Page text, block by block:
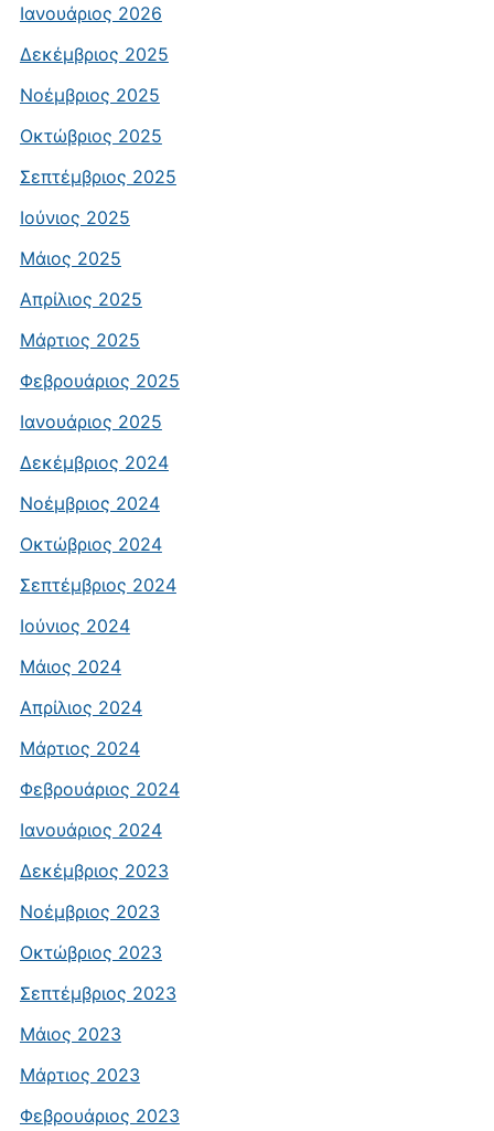
Ιανουάριος 2026
Δεκέμβριος 2025
Νοέμβριος 2025
Οκτώβριος 2025
Σεπτέμβριος 2025
Ιούνιος 2025
Μάιος 2025
Απρίλιος 2025
Μάρτιος 2025
Φεβρουάριος 2025
Ιανουάριος 2025
Δεκέμβριος 2024
Νοέμβριος 2024
Οκτώβριος 2024
Σεπτέμβριος 2024
Ιούνιος 2024
Μάιος 2024
Απρίλιος 2024
Μάρτιος 2024
Φεβρουάριος 2024
Ιανουάριος 2024
Δεκέμβριος 2023
Νοέμβριος 2023
Οκτώβριος 2023
Σεπτέμβριος 2023
Μάιος 2023
Μάρτιος 2023
Φεβρουάριος 2023